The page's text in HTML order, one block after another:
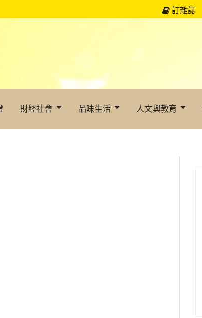
訂雜誌
財經社會 品味生活 人文與教育